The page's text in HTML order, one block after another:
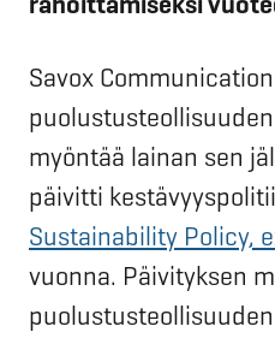
Savox
myöntää lainan sen
päivitti
Sustainability Policy,
vuonna. Päivityksen